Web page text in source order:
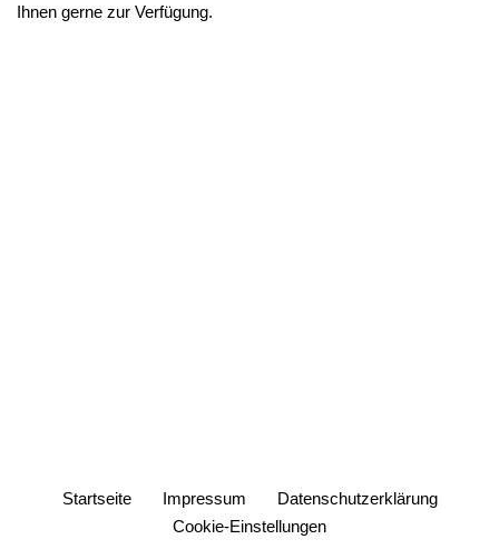
Ihnen gerne zur Verfügung.
Startseite Impressum
Datenschutzerklärung
Cookie-Einstellungen